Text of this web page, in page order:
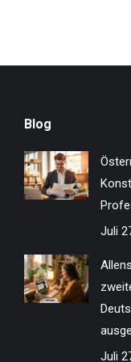
Blog
Juli
Juli